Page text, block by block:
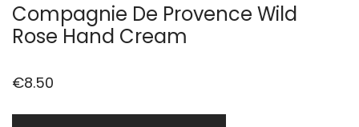
Compagnie De Provence Wild
Rose Hand Cream
€8.50